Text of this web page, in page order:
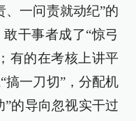
、一问责就动纪”的
干事者成了“惊弓
有的在考核上讲平
搞一刀切”，分配机
”的导向忽视实干过